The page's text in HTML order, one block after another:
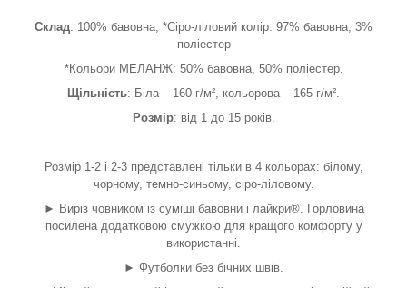
Склад: 100% бавовна; *Сіро-ліловий колір: 97% бавовна, 3%
поліестер
*Кольори МЕЛАНЖ: 50% бавовна, 50% поліестер.
Щільність: Біла – 160 г/м², кольорова – 165 г/м².
Розмір: від 1 до 15 років.
Розмір 1-2 і 2-3 представлені тільки в 4 кольорах: білому,
чорному, темно-синьому, сіро-ліловому.
► Виріз човником із суміші бавовни і лайкри®. Горловина
посилена додатковою смужкою для кращого комфорту у
використанні.
► Футболки без бічних швів.